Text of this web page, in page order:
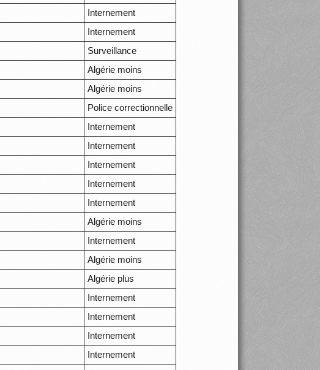
Internement
Internement
Surveillance
Algérie moins
Algérie moins
Police correctionnelle
Internement
Internement
Internement
Internement
Internement
Algérie moins
Internement
Algérie moins
Algérie plus
Internement
Internement
Internement
Internement